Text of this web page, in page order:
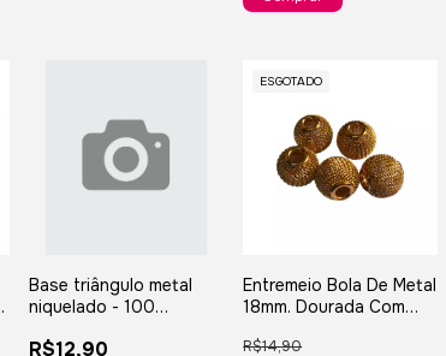
Base triângulo metal
niquelado - 100
R$12,90
ESGOTADO
Entremeio Bola De Metal
18mm. Dourada Com
Unidades
R$14,90